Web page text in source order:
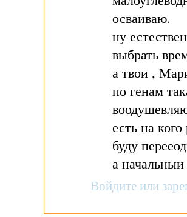
осваиваю.
ну
выбрать
а твои ,
по генам
есть на
буду
а начальныи
Войдите или